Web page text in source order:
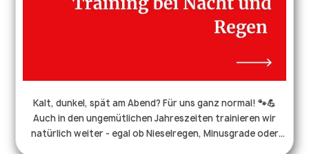
. . #drk #rettungshund #ehrenamtistehrensache
Kalt, dunkel, spät am Abend? Für uns ganz normal! 🐾💪
Auch in den ungemütlichen Jahreszeiten trainieren wir
natürlich weiter - egal ob Nieselregen, Minusgrade oder